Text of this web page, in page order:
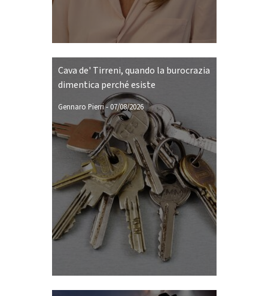
Cava de' Tirreni, quando la burocrazia
dimentica perché esiste
Gennaro Pierri- 07/08/2026